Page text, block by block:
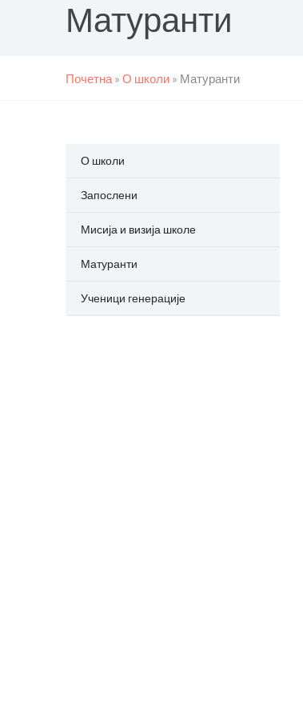
Матуранти
Почетна » О школи » Матуранти
О школи
Запослени
Мисија и визија школе
Матуранти
Ученици генерације